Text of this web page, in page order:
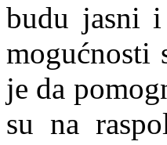
budu jasni i
mogućnosti
je da
su na